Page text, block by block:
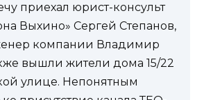
приехал юрист-консульт
Выхино» Сергей Степанов,
компании Владимир
вышли жители дома 15/22
улице. Непонятным